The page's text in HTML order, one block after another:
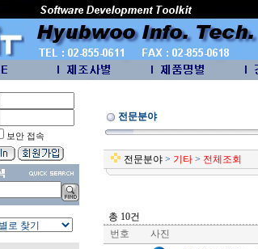
보안 접속
전문분야
전문분야 > 기타 > 전체조회
총 10건
번호
사진